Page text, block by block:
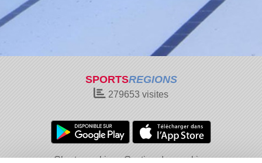
SPORTSREGIONS
279653 visites
Charte cookies Gestion des cookies